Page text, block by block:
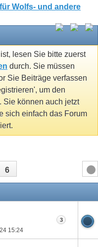
lesen Sie bitte zuerst
durch. Sie müssen
Sie Beiträge verfassen
um den
Sie können auch jetzt
sich einfach das Forum
6
15:24
3